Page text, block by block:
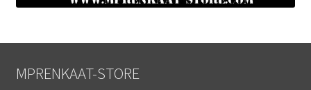
MPRENKAAT-STORE